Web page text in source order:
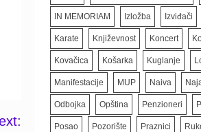
IN MEMORIAM Izložba Izviđači
Karate Književnost Koncert
Kovačica Košarka Kuglanje
Manifestacije MUP Naiva
Odbojka Opština Penzioneri
Posao Pozorište Praznici